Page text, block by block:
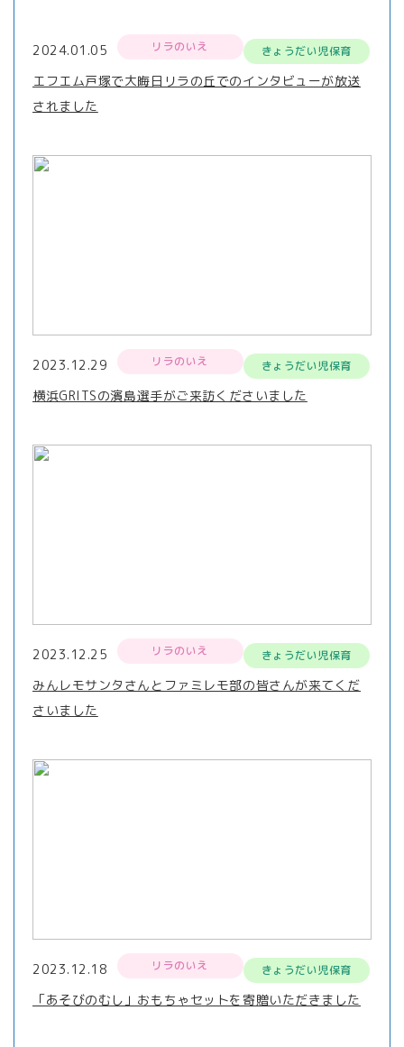
2024.01.05 リラのいえ きょうだい児保育
エフエム戸塚で大晦日リラの丘でのインタビューが放送
されました
2023.12.29 リラのいえ きょうだい児保育
横浜GRITSの濱島選手がご来訪くださいました
2023.12.25 リラのいえ きょうだい児保育
みんレモサンタさんとファミレモ部の皆さんが来てくだ
さいました
2023.12.18 リラのいえ きょうだい児保育
「あそびのむし」おもちゃセットを寄贈いただきました